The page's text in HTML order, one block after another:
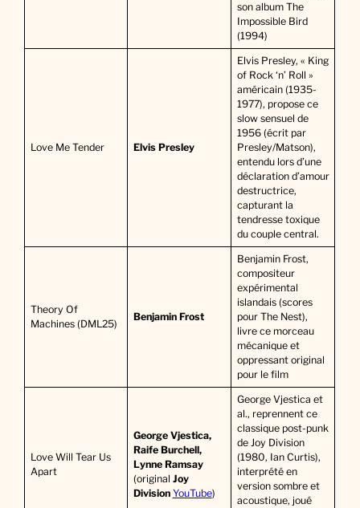
son album The
Impossible Bird
(1994)
Love Me Tender Elvis Presley
Elvis Presley, « King
of Rock ‘n’ Roll »
américain (1935-
1977), propose ce
slow sensuel de
1956 (écrit par
Presley/Matson),
entendu lors d’une
déclaration d’amour
destructrice,
capturant la
tendresse toxique
du couple central.
Theory Of
Machines (DML25)
Benjamin Frost
Benjamin Frost,
compositeur
expérimental
islandais (scores
pour The Nest),
livre ce morceau
mécanique et
oppressant original
pour le film
Love Will Tear Us
Apart
George Vjestica,
Raife Burchell,
Lynne Ramsay
(original Joy
Division YouTube)
George Vjestica et
al., reprennent ce
classique post-punk
de Joy Division
(1980, Ian Curtis),
interprété en
version sombre et
acoustique, joué